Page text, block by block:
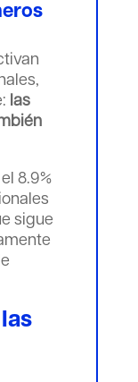
las
8.9%
sigue